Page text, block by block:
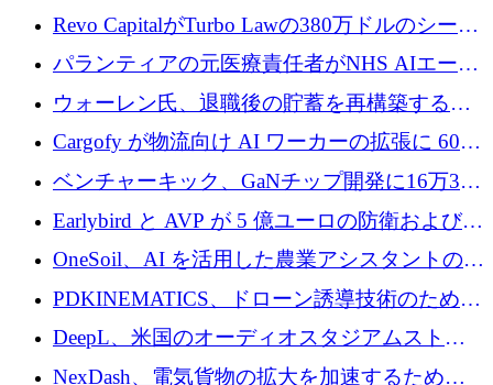
で成長を促進
Revo CapitalがTurbo Lawの380万ドルのシード
ラウンドを主導し、訴訟プラットフォームを
パランティアの元医療責任者がNHS AIエージ
ェントの立ち上げに1,000万ポンドを調達
ウォーレン氏、退職後の貯蓄を再構築するた
めに1,000万ユーロを調達
Cargofy が物流向け AI ワーカーの拡張に 600
万ドルを獲得
ベンチャーキック、GaNチップ開発に16万3千
ユーロでMinisaを支援
Earlybird と AVP が 5 億ユーロの防衛および二
重用途の成長基金である E2D を立ち上げる
OneSoil、AI を活用した農業アシスタントの拡
大に​​ 100 万ユーロを確保
PDKINEMATICS、ドローン誘導技術のために
200 万ユーロを調達
DeepL、米国のオーディオスタジアムストリ
ーミング事業Mixhaloを買収
NexDash、電気貨物の拡大を加速するために